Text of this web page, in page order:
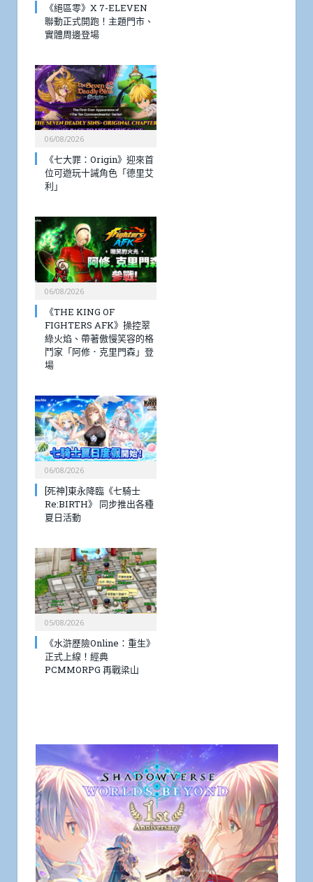
《絕區零》X 7-ELEVEN
聯動正式開跑！主題門市、
實體周邊登場
06/08/2026
《七大罪：Origin》迎來首
位可遊玩十誡角色「德里艾
利」
06/08/2026
《THE KING OF
FIGHTERS AFK》操控翠
綠火焰、帶著傲慢笑容的格
鬥家「阿修．克里門森」登
場
06/08/2026
[死神]東永降臨《七騎士
Re:BIRTH》 同步推出各種
夏日活動
05/08/2026
《水滸歷險Online：重生》
正式上線！經典
PCMMORPG 再戰梁山